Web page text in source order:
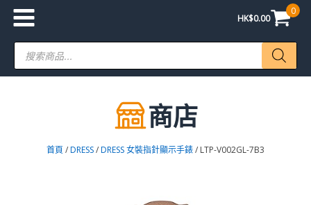
HK$0.00
0
Products
search
商店
首頁 /DRESS/DRESS 女裝指針顯示手錶/ LTP-V002GL-7B3